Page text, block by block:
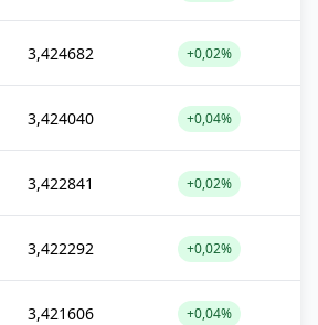
3,424682 +0,02%
3,424040 +0,04%
3,422841 +0,02%
3,422292 +0,02%
3,421606 +0,04%